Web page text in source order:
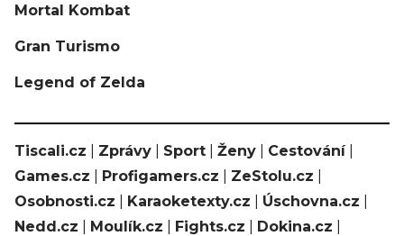
Mortal Kombat
Gran Turismo
Legend of Zelda
Tiscali.cz Zprávy Sport Ženy Cestování|
Games.cz
Profigamers.cz ZeStolu.cz
Osobnosti.cz
Karaoketexty.cz Úschovna.cz
Nedd.cz
Moulík.cz Fights.cz Dokina.cz